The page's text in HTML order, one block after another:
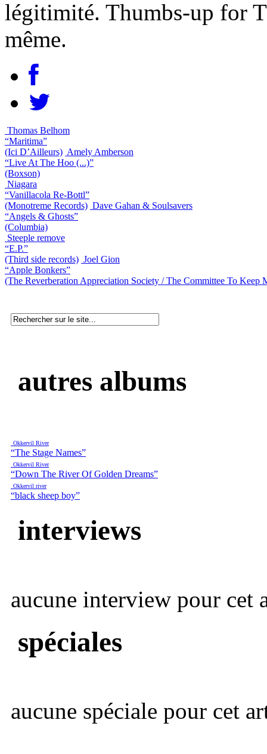
légitimité. Thumbs-up for
même.
Thomas Belhom
“Maritima”
(Ici D’Ailleurs) Amely Amberson
“Live At The Hoo (...)”
(Boxson)
Niagara
“Vanillacola Re-Bottl”
(Monotreme Records) Dave Gahan & Soulsavers
“Angels & Ghosts”
(Columbia)
Steeple remove
“E.P.”
(Third side records) Joel Gion
“Apple Bonkers”
(The Reverberation Appreciation Society / The Committee To Keep
autres albums
Okkervil River
“The Stage Names”
Okkervil River
“Down The River Of Golden Dreams”
Okkervil river
“black sheep boy”
interviews
aucune interview pour cet
spéciales
aucune spéciale pour cet